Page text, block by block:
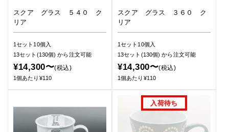
スクア グラス ５４０ ク
リア
1セット10個入
13セット(130個)から注文可能
¥14,300〜(税込)
1個あたり¥110
スクア グラス ３６０ ク
リア
1セット10個入
13セット(130個)から注文可能
¥14,300〜(税込)
1個あたり¥110